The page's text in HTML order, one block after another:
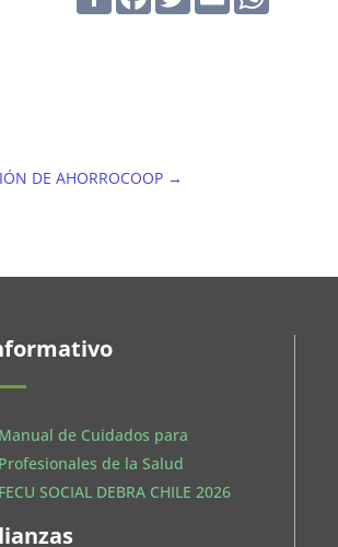
DE AHORROCOOP→
Manual de Cuidados para
Profesionales de la Salud
FECU SOCIAL DEBRA CHILE 2026